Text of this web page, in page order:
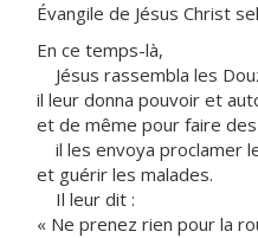
Évangile de Jésus Christ
En ce temps-là,
Jésus rassembla les
il leur donna pouvoir et
et de même pour faire
il les envoya proclamer
et guérir les malades.
Il leur dit :
« Ne prenez rien pour la